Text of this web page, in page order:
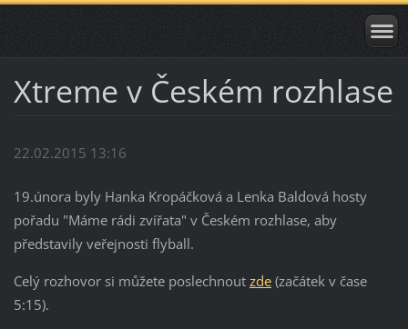
Xtreme v Českém rozhlase
22.02.2015 13:16
19.února byly Hanka Kropáčková a Lenka Baldová hosty
pořadu "Máme rádi zvířata" v Českém rozhlase, aby
představily veřejnosti flyball.
Celý rozhovor si můžete poslechnout zde(začátek v čase
5:15).